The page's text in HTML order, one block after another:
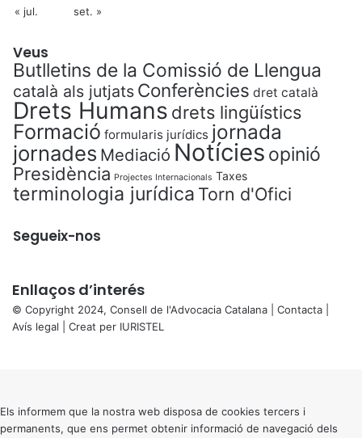
« jul.
set. »
Veus
Butlletins de la Comissió de Llengua
català als jutjats Conferències dret català
Drets Humans drets lingüístics
Formació formularis jurídics jornada
jornades Mediació Notícies opinió
Presidència Projectes Internacionals Taxes
terminologia jurídica Torn d'Ofici
Segueix-nos
Enllaços d’interés
© Copyright 2024, Consell de l'Advocacia Catalana | Contacta
Avís legal | Creat per IURISTEL
button
Els informem que la nostra web disposa de cookies tercers i
permanents, que ens permet obtenir informació de navegació dels